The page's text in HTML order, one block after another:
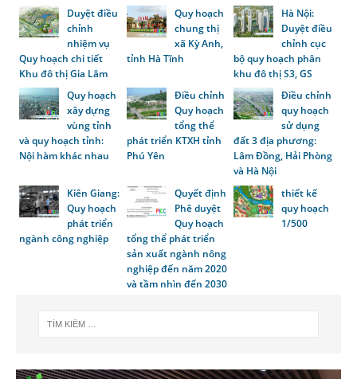
Duyệt điều
chỉnh
nhiệm vụ
Quy hoạch chi tiết
Khu đô thị Gia Lâm
Quy hoạch
chung thị
xã Kỳ Anh,
tỉnh Hà Tĩnh
Hà Nội:
Duyệt điều
chỉnh cục
bộ quy hoạch phân
khu đô thị S3, GS
Quy hoạch
xây dựng
vùng tỉnh
và quy hoạch tỉnh:
Nội hàm khác nhau
Điều chỉnh
Quy hoạch
tổng thể
phát triển KTXH tỉnh
Phú Yên
Điều chỉnh
quy hoạch
sử dụng
đất 3 địa phương:
Lâm Đồng, Hải Phòng
và Hà Nội
Kiên Giang:
Quy hoạch
phát triển
ngành công nghiệp
Quyết định
Phê duyệt
Quy hoạch
tổng thể phát triển
sản xuất ngành nông
nghiệp đến năm 2020
và tầm nhìn đến 2030
thiết kế
quy hoạch
1/500